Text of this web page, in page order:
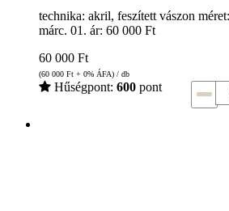
technika: akril, feszített vászon
márc. 01. ár: 60 000 Ft
60 000 Ft
(60 000 Ft + 0% ÁFA) / db
Hűségpont: 600 pont